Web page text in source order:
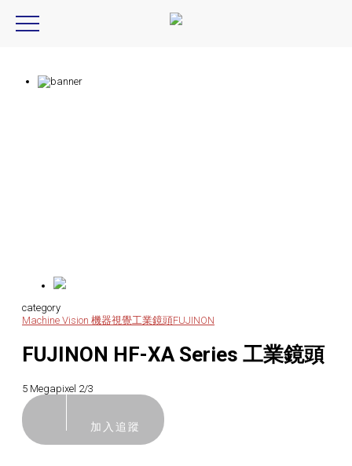
Fujinon, HF-XA Series, HF8XA-1, HF12XA-1, HF16XA-1, HF25XA-1, HF35XA-1
category
Machine Vision 機器視覺工業鏡頭FUJINON
FUJINON HF-XA Series 工業鏡頭
5 Megapixel 2/3
加入追蹤